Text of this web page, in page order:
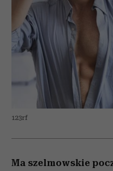
123rf
Ma szelmowskie